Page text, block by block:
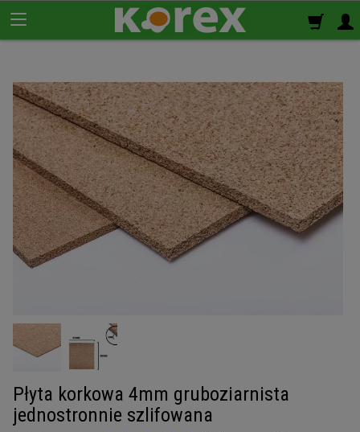
Korek ścienny
Płyty korkowe
Rolki korkowe
Podkład korkowy
pod panele
Korek izolacyjny
Izolacja termiczno-akustyczna
do terrarium
Podkładki korkowe
Płyta korkowa 4mm gruboziarnista
jednostronnie szlifowana